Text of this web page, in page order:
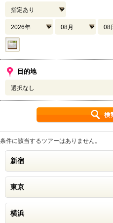
目的地
条件に該当するツアーはありません。
新宿
東京
横浜